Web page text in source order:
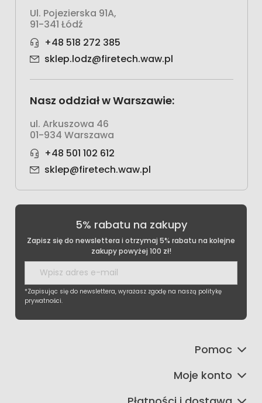
Ul. Pojezierska 91A,
91-341 Łódź
+48 518 272 385
sklep.lodz@firetech.waw.pl
Nasz oddział w Warszawie:
ul. Arkuszowa 46
01-934 Warszawa
+48 501 102 612
sklep@firetech.waw.pl
5% rabatu na zakupy
Zapisz się do newslettera i otrzymaj 5% rabatu na kolejne
zakupy powyżej 100 zł!
*Zapisując się do newslettera, wyrażasz zgodę na naszą politykę
prywatności.
Pomoc
Moje konto